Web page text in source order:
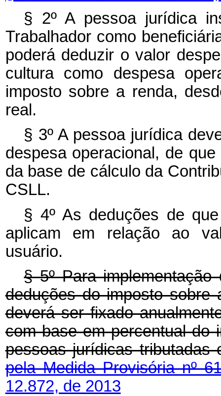
§ 2º A pessoa jurídica
Trabalhador como
poderá deduzir o valor
cultura como despesa
imposto sobre a renda,
real.
§ 3º A pessoa jurídica
despesa operacional, de
da base de cálculo da
CSLL.
§ 4º As deduções de
aplicam em relação ao
usuário.
§ 5º Para
deduções do imposto
deverá ser fixado
com base em percentual do
pessoas jurídicas
pela Medida Provisória nº
12.872, de 2013